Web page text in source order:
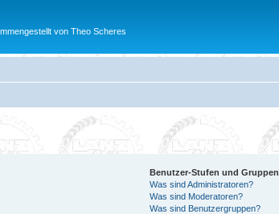
von Theo Scheres
Benutzer-Stufen und Gruppen
Was sind Administratoren?
Was sind Moderatoren?
Was sind Benutzergruppen?